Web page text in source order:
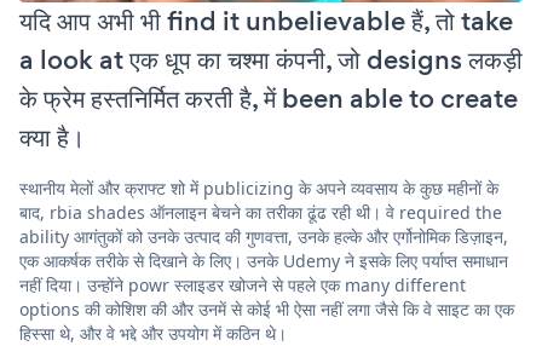
यदि आप अभी भी find it unbelievable हैं, तो take
a look at एक धूप का चश्मा कंपनी, जो designs लकड़ी
के फ्रेम हस्तनिर्मित करती है, में been able to create
क्या है।
स्थानीय मेलों और क्राफ्ट शो में publicizing के अपने व्यवसाय के कुछ महीनों के
बाद, rbia shades ऑनलाइन बेचने का तरीका ढूंढ रही थी। वे required the
ability आगंतुकों को उनके उत्पाद की गुणवत्ता, उनके हल्के और एर्गोनोमिक डिज़ाइन,
एक आकर्षक तरीके से दिखाने के लिए। उनके Udemy ने इसके लिए पर्याप्त समाधान
नहीं दिया। उन्होंने powr स्लाइडर खोजने से पहले एक many different
options की कोशिश की और उनमें से कोई भी ऐसा नहीं लगा जैसे कि वे साइट का एक
हिस्सा थे, और वे भद्दे और उपयोग में कठिन थे।